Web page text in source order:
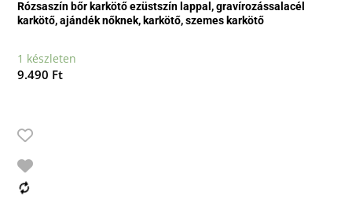
Rózsaszín bőr karkötő ezüstszín lappal, gravírozássalacél
karkötő, ajándék nőknek, karkötő, szemes karkötő
1 készleten
9.490 Ft